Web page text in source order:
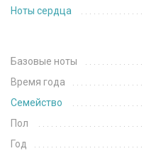
Ноты сердца
Базовые ноты
Время года
Семейство
Пол
Год